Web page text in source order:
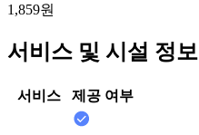
1,859원
서비스 및 시설 정보
서비스 제공 여부